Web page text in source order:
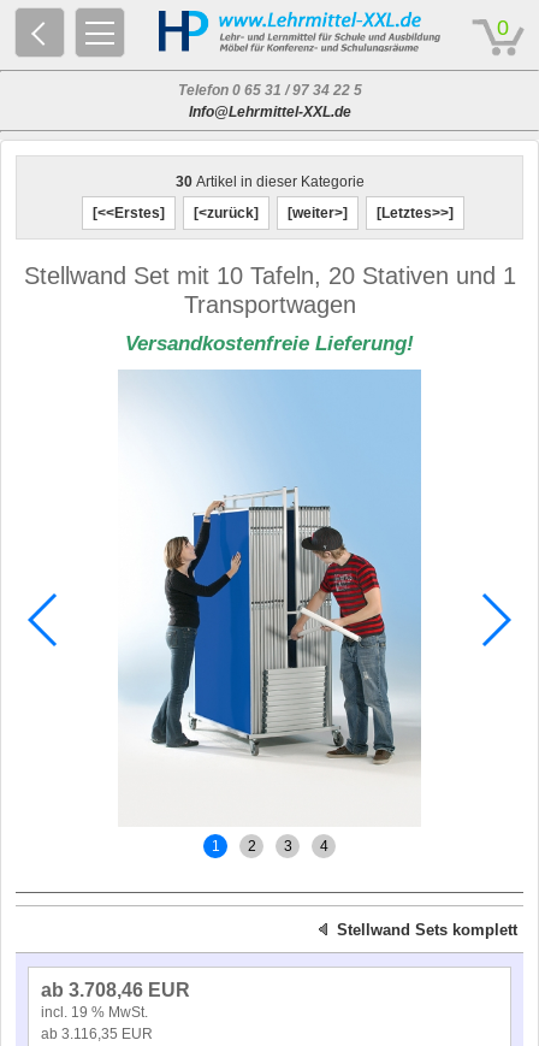
0
Telefon 0 65 31 / 97 34 22 5
Info@Lehrmittel-XXL.de
30Artikel in dieser Kategorie
[<<Erstes]
[<zurück] [weiter>] [Letztes>>]
Stellwand Set mit 10 Tafeln, 20 Stativen und 1
Transportwagen
Versandkostenfreie Lieferung!
1 2 3 4
Stellwand Sets komplett
ab 3.708,46 EUR
incl. 19 % MwSt.
ab 3.116,35 EUR
© 2026 - Based on eCommerce Engine xt:Commerce Shopsoftware